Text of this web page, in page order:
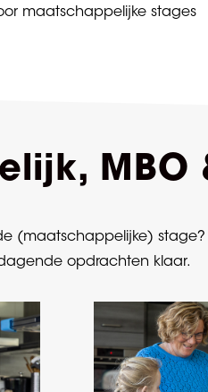
maatschappelijke stages
MBO
(maatschappelijke) stage?
opdrachten klaar.